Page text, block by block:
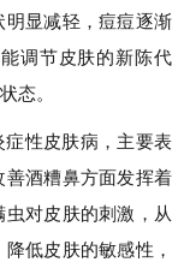
显减轻，痘痘逐渐
调节皮肤的新陈代
态。
性皮肤病，主要表
酒糟鼻方面发挥着
对皮肤的刺激，从
低皮肤的敏感性，